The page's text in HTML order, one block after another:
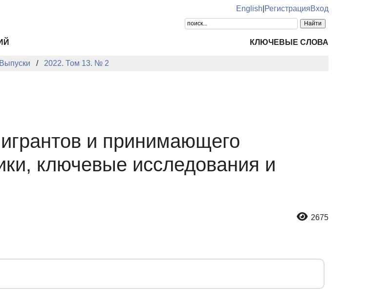
English РегистрацияВход
КЛЮЧЕВЫЕ СЛОВА
Выпуски 2022. Том 13. № 2
и принимающего
ключевые исследования и
2675